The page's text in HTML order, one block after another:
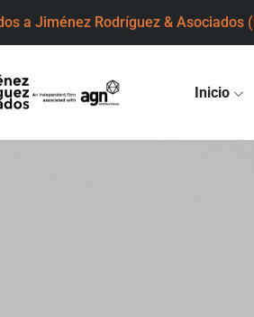
a Jiménez Rodríguez & Asociados
Inicio